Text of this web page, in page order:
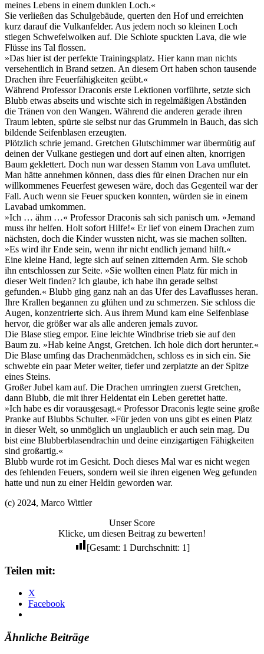
meines Lebens in einem dunklen Loch.«
Sie verließen das Schulgebäude, querten den Hof und erreichten
kurz darauf die Vulkanfelder. Aus jedem noch so kleinen Loch
stiegen Schwefelwolken auf. Die Schlote spuckten Lava, die wie
Flüsse ins Tal flossen.
»Das hier ist der perfekte Trainingsplatz. Hier kann man nichts
versehentlich in Brand setzen. An diesem Ort haben schon tausende
Drachen ihre Feuerfähigkeiten geübt.«
Während Professor Draconis erste Lektionen vorführte, setzte sich
Blubb etwas abseits und wischte sich in regelmäßigen Abständen
die Tränen von den Wangen. Während die anderen gerade ihren
Traum lebten, spürte sie selbst nur das Grummeln in Bauch, das sich
bildende Seifenblasen erzeugten.
Plötzlich schrie jemand. Gretchen Glutschimmer war übermütig auf
deinen der Vulkane gestiegen und dort auf einen alten, knorrigen
Baum geklettert. Doch nun war dessen Stamm von Lava umflutet.
Man hätte annehmen können, dass dies für einen Drachen nur ein
willkommenes Feuerfest gewesen wäre, doch das Gegenteil war der
Fall. Auch wenn sie Feuer spucken konnten, würden sie in einem
Lavabad umkommen.
»Ich … ähm …« Professor Draconis sah sich panisch um. »Jemand
muss ihr helfen. Holt sofort Hilfe!« Er lief von einem Drachen zum
nächsten, doch die Kinder wussten nicht, was sie machen sollten.
»Es wird ihr Ende sein, wenn ihr nicht endlich jemand hilft.«
Eine kleine Hand, legte sich auf seinen zitternden Arm. Sie schob
ihn entschlossen zur Seite. »Sie wollten einen Platz für mich in
dieser Welt finden? Ich glaube, ich habe ihn gerade selbst
gefunden.« Blubb ging ganz nah an das Ufer des Lavaflusses heran.
Ihre Krallen begannen zu glühen und zu schmerzen. Sie schloss die
Augen, konzentrierte sich. Aus ihrem Mund kam eine Seifenblase
hervor, die größer war als alle anderen jemals zuvor.
Die Blase stieg empor. Eine leichte Windbrise trieb sie auf den
Baum zu. »Hab keine Angst, Gretchen. Ich hole dich dort herunter.«
Die Blase umfing das Drachenmädchen, schloss es in sich ein. Sie
schwebte ein paar Meter weiter, tiefer und zerplatzte an der Spitze
eines Steins.
Großer Jubel kam auf. Die Drachen umringten zuerst Gretchen,
dann Blubb, die mit ihrer Heldentat ein Leben gerettet hatte.
»Ich habe es dir vorausgesagt.« Professor Draconis legte seine große
Pranke auf Blubbs Schulter. »Für jeden von uns gibt es einen Platz
in dieser Welt, so unmöglich un unglaublich er auch sein mag. Du
bist eine Blubberblasendrachin und deine einzigartigen Fähigkeiten
sind großartig.«
Blubb wurde rot im Gesicht. Doch dieses Mal war es nicht wegen
des fehlenden Feuers, sondern weil sie ihren eigenen Weg gefunden
hatte und nun zu einer Heldin geworden war.
(c) 2024, Marco Wittler
Unser Score
Klicke, um diesen Beitrag zu bewerten!
[Gesamt: 1 Durchschnitt: 1]
Teilen mit:
X
Facebook
Ähnliche Beiträge